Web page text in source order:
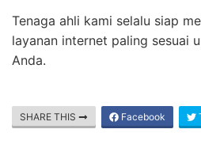
Tenaga ahli kami selalu siap
layanan internet paling sesuai
Anda.
SHARE THIS Facebook